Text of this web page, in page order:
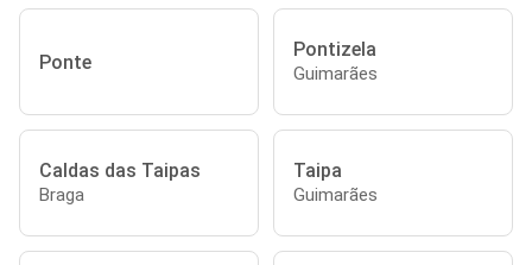
Ponte
Pontizela
Guimarães
Caldas das Taipas
Braga
Taipa
Guimarães